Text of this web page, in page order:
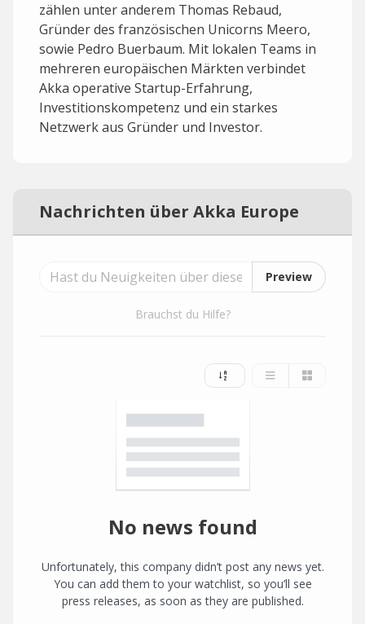
zählen unter anderem Thomas Rebaud,
Gründer des französischen Unicorns Meero,
sowie Pedro Buerbaum. Mit lokalen Teams in
mehreren europäischen Märkten verbindet
Akka operative Startup-Erfahrung,
Investitionskompetenz und ein starkes
Netzwerk aus Gründer und Investor.
Nachrichten über Akka Europe
Preview
Brauchst du Hilfe?
No news found
Unfortunately, this company didn’t post any news yet.
You can add them to your watchlist, so you’ll see
press releases, as soon as they are published.